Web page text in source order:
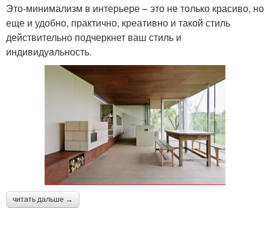
Это-минимализм в интерьере – это не только красиво, но
еще и удобно, практично, креативно и такой стиль
действительно подчеркнет ваш стиль и
индивидуальность.
читать дальше →